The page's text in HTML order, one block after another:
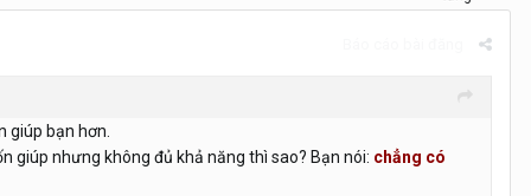
giúp bạn hơn.
giúp nhưng không đủ khả năng thì sao? Bạn nói: chẳng có